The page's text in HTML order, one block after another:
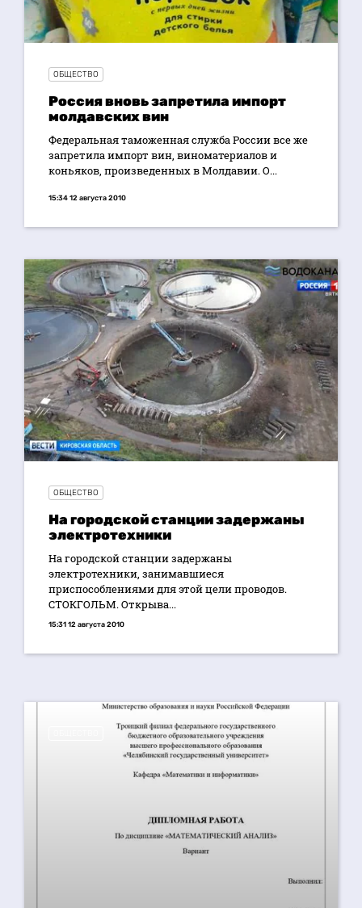
ОБЩЕСТВО
Россия вновь запретила импорт
молдавских вин
Федеральная таможенная служба России все же
запретила импорт вин, виноматериалов и
коньяков, произведенных в Молдавии. О...
15:34 12 августа 2010
ОБЩЕСТВО
На городской станции задержаны
электротехники
На городской станции задержаны
электротехники, занимавшиеся
приспособлениями для этой цели проводов.
СТОКГОЛЬМ. Открыва...
15:31 12 августа 2010